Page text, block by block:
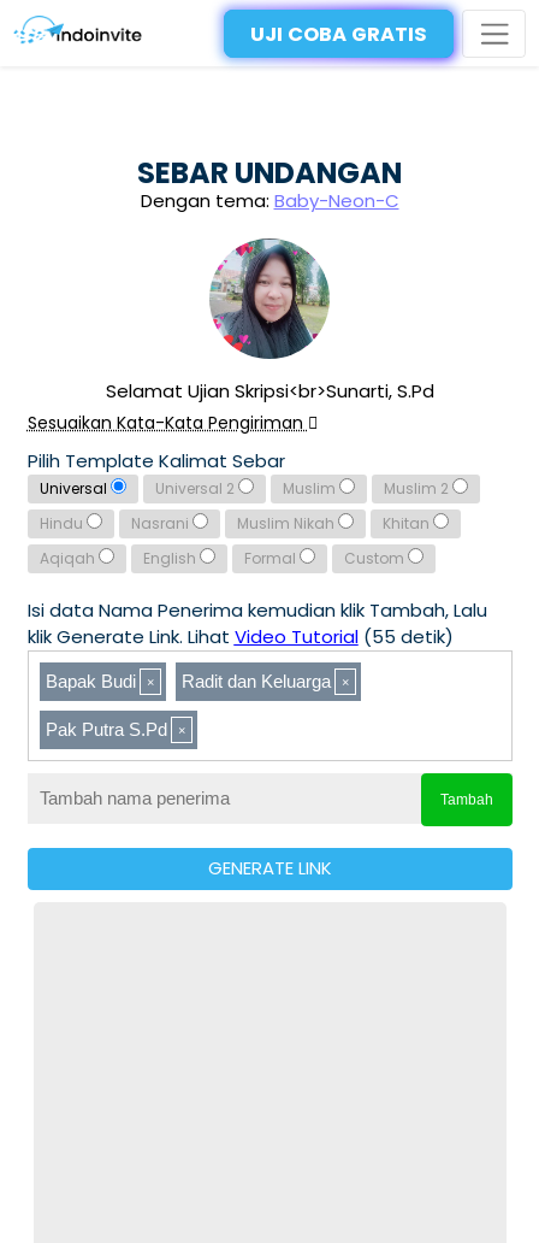
UJI COBA GRATIS
SEBAR UNDANGAN
Dengan tema: Baby-Neon-C
Selamat Ujian Skripsi<br>Sunarti, S.Pd
Sesuaikan Kata-Kata Pengiriman
Pilih Template Kalimat Sebar
Universal Universal 2 Muslim
Muslim 2
Hindu
Nasrani Muslim Nikah
Khitan
Aqiqah
English Formal Custom
Isi data Nama Penerima kemudian klik Tambah, Lalu
klik Generate Link. Lihat Video Tutorial(55 detik)
Bapak Budi Radit dan Keluarga
Pak Putra S.Pd
Tambah
GENERATE LINK